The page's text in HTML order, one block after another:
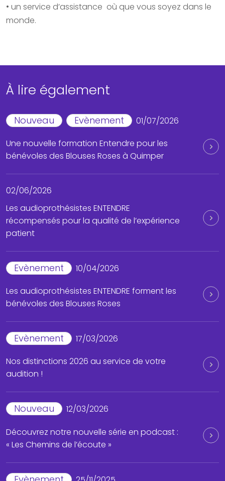
• un service d’assistance où que vous soyez dans le
monde.
À lire également
Nouveau Evènement
01/07/2026
Une nouvelle formation Entendre pour les
bénévoles des Blouses Roses à Quimper
02/06/2026
Les audioprothésistes ENTENDRE
récompensés pour la qualité de l’expérience
patient
Evènement
10/04/2026
Les audioprothésistes ENTENDRE forment les
bénévoles des Blouses Roses
Evènement
17/03/2026
Nos distinctions 2026 au service de votre
audition !
Nouveau
12/03/2026
Découvrez notre nouvelle série en podcast :
« Les Chemins de l’écoute »